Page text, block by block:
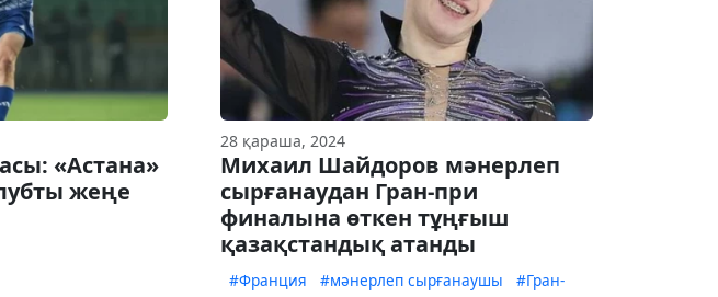
«Астана»
жеңе
28 қараша, 2024
Михаил Шайдоров мәнерлеп
сырғанаудан Гран-при
финалына өткен тұңғыш
қазақстандық атанды
#Франция #мәнерлеп сырғанаушы
#Гран-